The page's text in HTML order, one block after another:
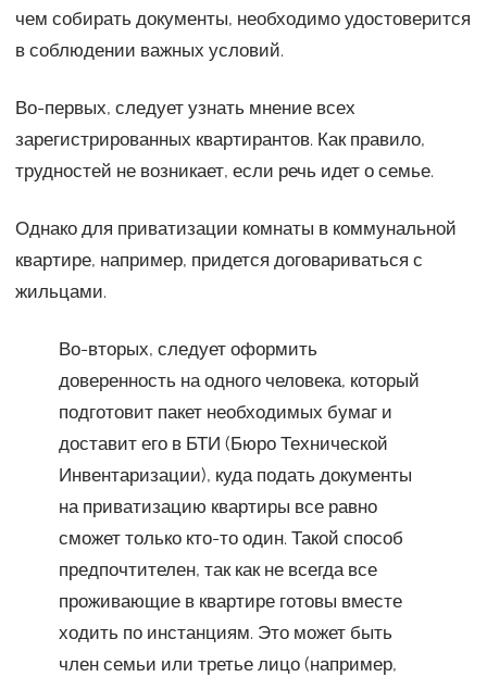
чем собирать документы, необходимо удостоверится
в соблюдении важных условий.
Во-первых, следует узнать мнение всех
зарегистрированных квартирантов. Как правило,
трудностей не возникает, если речь идет о семье.
Однако для приватизации комнаты в коммунальной
квартире, например, придется договариваться с
жильцами.
Во-вторых, следует оформить
доверенность на одного человека, который
подготовит пакет необходимых бумаг и
доставит его в БТИ (Бюро Технической
Инвентаризации), куда подать документы
на приватизацию квартиры все равно
сможет только кто-то один. Такой способ
предпочтителен, так как не всегда все
проживающие в квартире готовы вместе
ходить по инстанциям. Это может быть
член семьи или третье лицо (например,